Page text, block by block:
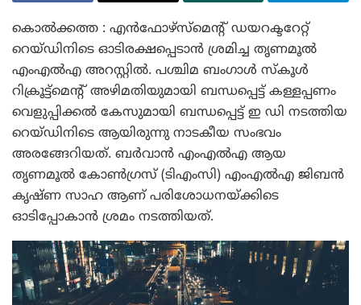
കൊൽക്കത്ത : എൻഫോഴ്‌സ്‌മെന്റ് ഡയറക്ടറേറ്റ്
റെയ്ഡിനിടെ ഓടിരക്ഷപ്പെടാൻ ശ്രമിച്ച തൃണമൂൽ
എംഎൽഎ അറസ്റ്റിൽ. പശ്ചിമ ബംഗാൾ സ്കൂൾ
റിക്രൂട്ട്മെന്റ് അഴിമതിയുമായി ബന്ധപ്പെട്ട് കള്ളപ്പണം
വെളുപ്പിക്കൽ കേസുമായി ബന്ധപ്പെട്ട് ഇ ഡി നടത്തിയ
റെയ്ഡിനിടെ ആയിരുന്നു നാടകീയ സംഭവം
അരങ്ങേറിയത്. ബർവാൻ എംഎൽഎ ആയ
തൃണമൂൽ കോൺഗ്രസ് (ടിഎംസി) എംഎൽഎ ജിബൻ
കൃഷ്ണ സാഹ ആണ് പരിശോധനയ്ക്കിടെ
ഓടിപ്പോകാൻ ശ്രമം നടത്തിയത്.